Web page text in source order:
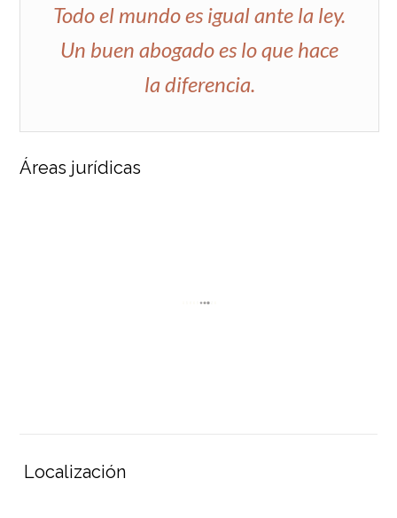
Todo el mundo es igual ante la ley.
Un buen abogado es lo que hace
la diferencia.
Áreas jurídicas
Localización